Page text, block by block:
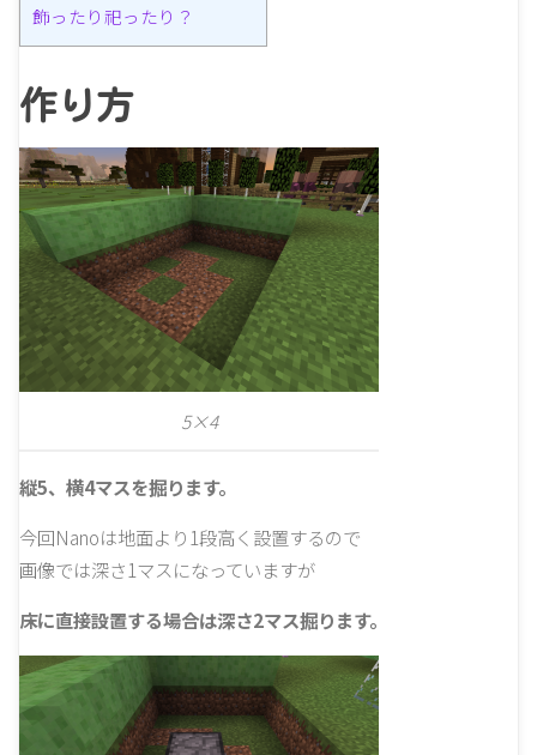
飾ったり祀ったり？
作り方
5×4
縦5、横4マスを掘ります。
今回Nanoは地面より1段高く設置するので
画像では深さ1マスになっていますが
床に直接設置する場合は深さ2マス掘ります。